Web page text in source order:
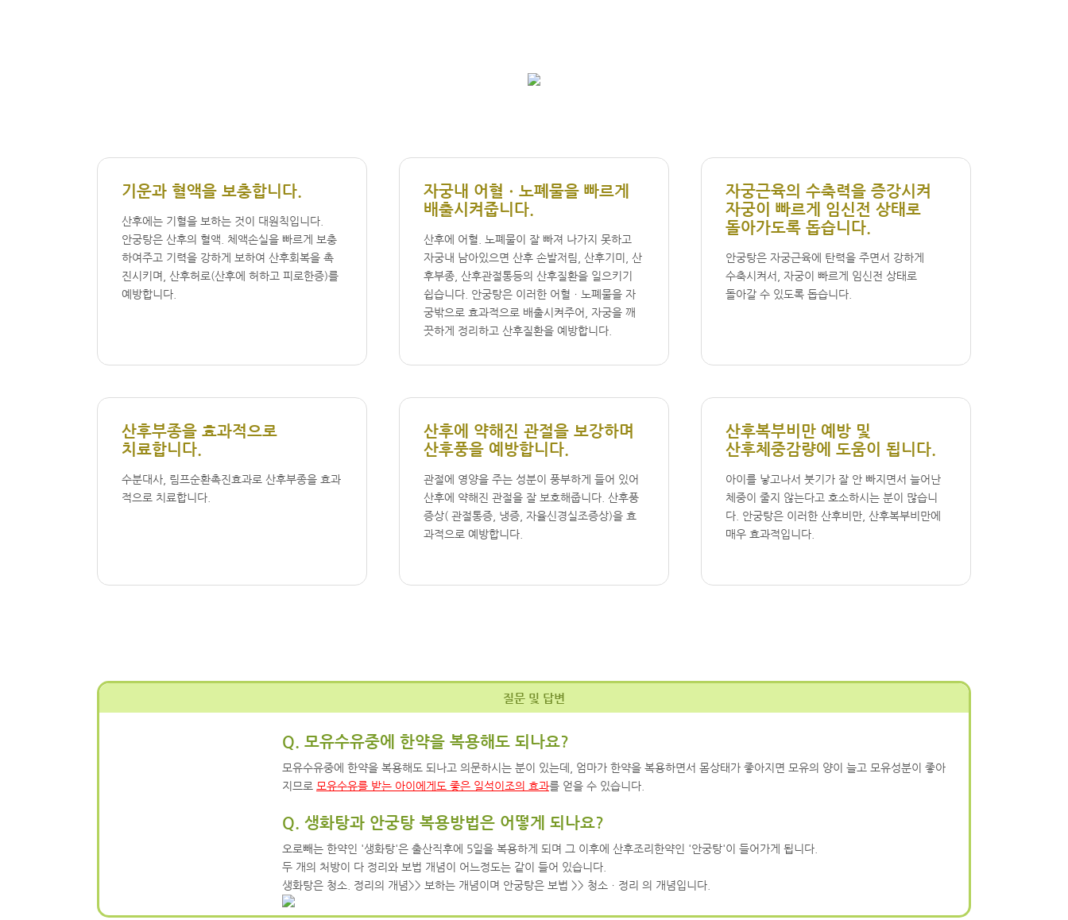
기운과 혈액을 보충합니다.
산후에는 기혈을 보하는 것이 대원칙입니다.
안궁탕은 산후의 혈액. 체액손실을 빠르게 보충
하여주고 기력을 강하게 보하여 산후회복을 촉
진시키며, 산후허로(산후에 허하고 피로한증)를
예방합니다.
자궁내 어혈ㆍ노폐물을 빠르게
배출시켜줍니다.
산후에 어혈. 노폐물이 잘 빠져 나가지 못하고
자궁내 남아있으면 산후 손발저림, 산후기미, 산
후부종, 산후관절통등의 산후질환을 일으키기
쉽습니다. 안궁탕은 이러한 어혈ㆍ노폐물을 자
궁밖으로 효과적으로 배출시켜주어, 자궁을 깨
끗하게 정리하고 산후질환을 예방합니다.
자궁근육의 수축력을 증강시켜
자궁이 빠르게 임신전 상태로
돌아가도록 돕습니다.
안궁탕은 자궁근육에 탄력을 주면서 강하게
수축시켜서, 자궁이 빠르게 임신전 상태로
돌아갈 수 있도록 돕습니다.
산후부종을 효과적으로
치료합니다.
수분대사, 림프순환촉진효과로 산후부종을 효과
적으로 치료합니다.
산후에 약해진 관절을 보강하며
산후풍을 예방합니다.
관절에 영양을 주는 성분이 풍부하게 들어 있어
산후에 약해진 관절을 잘 보호해줍니다. 산후풍
증상( 관절통증, 냉증, 자율신경실조증상)을 효
과적으로 예방합니다.
산후복부비만 예방 및
산후체중감량에 도움이 됩니다.
아이를 낳고나서 붓기가 잘 안 빠지면서 늘어난
체중이 줄지 않는다고 호소하시는 분이 많습니
다. 안궁탕은 이러한 산후비만, 산후복부비만에
매우 효과적입니다.
질문 및 답변
Q. 모유수유중에 한약을 복용해도 되나요?
모유수유중에 한약을 복용해도 되나고 의문하시는 분이 있는데, 엄마가 한약을 복용하면서 몸상태가 좋아지면 모유의 양이 늘고 모유성분이 좋아
지므로 모유수유를 받는 아이에게도 좋은 일석이조의 효과를 얻을 수 있습니다.
Q. 생화탕과 안궁탕 복용방법은 어떻게 되나요?
오로빼는 한약인 '생화탕'은 출산직후에 5일을 복용하게 되며 그 이후에 산후조리한약인 '안궁탕'이 들어가게 됩니다.
두 개의 처방이 다 정리와 보법 개념이 어느정도는 같이 들어 있습니다.
생화탕은 청소. 정리의 개념>> 보하는 개념이며 안궁탕은 보법 >> 청소ㆍ정리 의 개념입니다.